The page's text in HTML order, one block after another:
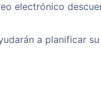
electrónico
a planificar